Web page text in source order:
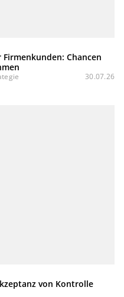
Chancen
30.07.26
von Kontrolle